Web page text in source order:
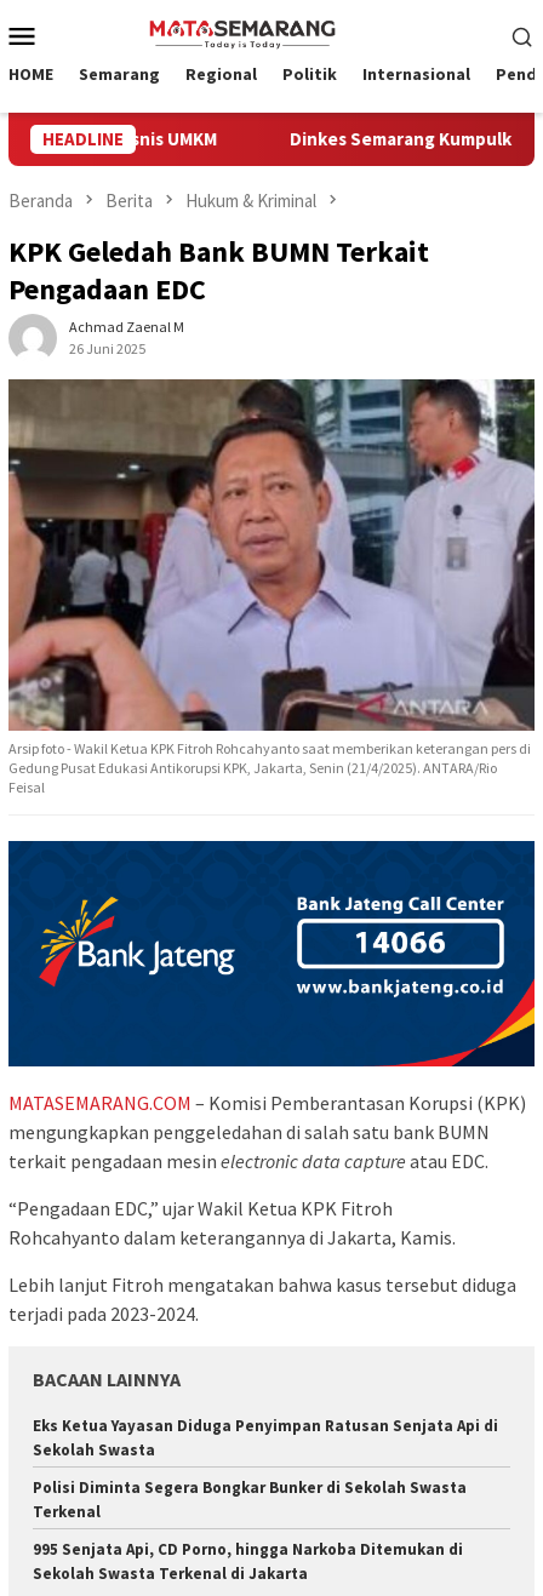
ke
Mobile
HOME Semarang Regional Politik Internasional
HEADLINE
Bisnis UMKM Dinkes Semarang Kumpulkan Bukti
Beranda Berita Hukum & Kriminal
KPK Geledah Bank BUMN Terkait
Pengadaan EDC
Achmad Zaenal M
26 Juni 2025
Arsip foto - Wakil Ketua KPK Fitroh Rohcahyanto saat memberikan keterangan pers di
Gedung Pusat Edukasi Antikorupsi KPK, Jakarta, Senin (21/4/2025). ANTARA/Rio
Feisal
MATASEMARANG.COM – Komisi Pemberantasan Korupsi (KPK)
mengungkapkan penggeledahan di salah satu bank BUMN
terkait pengadaan mesin electronic data capture atau EDC.
“Pengadaan EDC,” ujar Wakil Ketua KPK Fitroh
Rohcahyanto dalam keterangannya di Jakarta, Kamis.
Lebih lanjut Fitroh mengatakan bahwa kasus tersebut diduga
terjadi pada 2023-2024.
BACAAN LAINNYA
Eks Ketua Yayasan Diduga Penyimpan Ratusan Senjata Api di
Sekolah Swasta
Polisi Diminta Segera Bongkar Bunker di Sekolah Swasta
Terkenal
995 Senjata Api, CD Porno, hingga Narkoba Ditemukan di
Sekolah Swasta Terkenal di Jakarta